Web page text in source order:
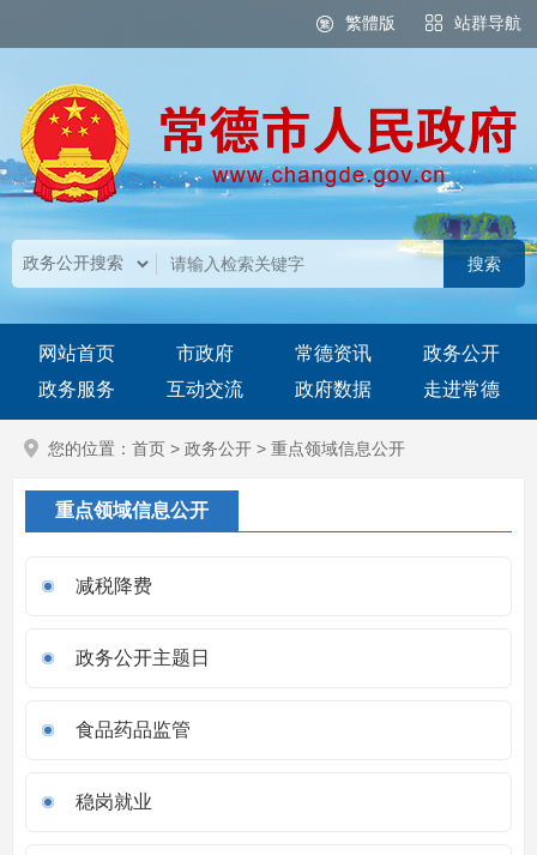
繁體版 站群导航
网站首页 市政府 常德资讯
政务公开
政务服务
互动交流 政府数据 走进常德
您的位置： 首页 > 政务公开 > 重点领域信息公开
重点领域信息公开
减税降费
政务公开主题日
食品药品监管
稳岗就业